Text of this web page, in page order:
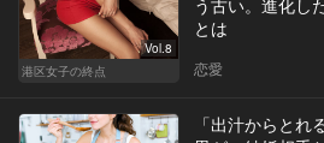
Vol.8
港区女子の終点
う古い。進化し
とは
恋愛
「出汁からと